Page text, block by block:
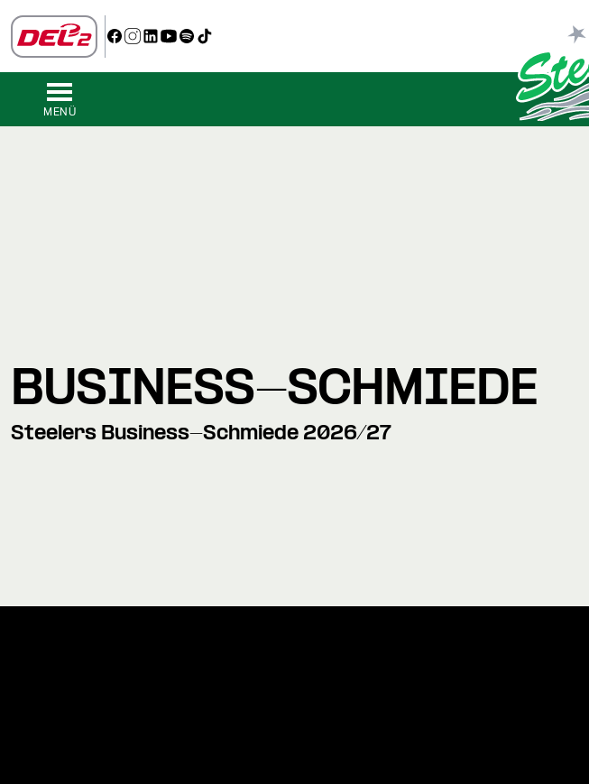
MENÜ
BUSINESS-SCHMIEDE
Steelers Business-Schmiede 2026/27